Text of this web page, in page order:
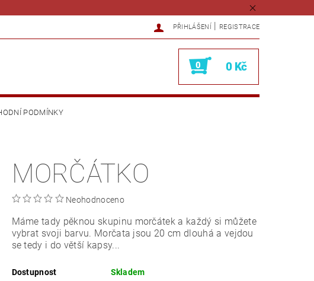
PŘIHLÁŠENÍ REGISTRACE
0 0 Kč
PODMÍNKY
MORČÁTKO
Neohodnoceno
Máme tady pěknou skupinu morčátek a každý si můžete
vybrat svoji barvu. Morčata jsou 20 cm dlouhá a vejdou
se tedy i do větší kapsy...
Dostupnost Skladem